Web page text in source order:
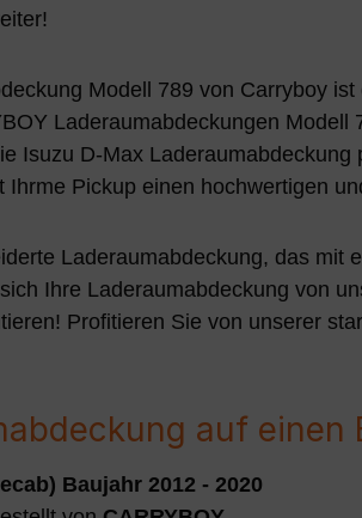
Modell 789 von Carryboy
Laderaumabdeckungen
Isuzu D-Max
Pickup einen hochwertigen
Laderaumabdeckung, das
Ihre Laderaumabdeckung von
Profitieren Sie von unserer
auf einen
Baujahr 2012 - 2020